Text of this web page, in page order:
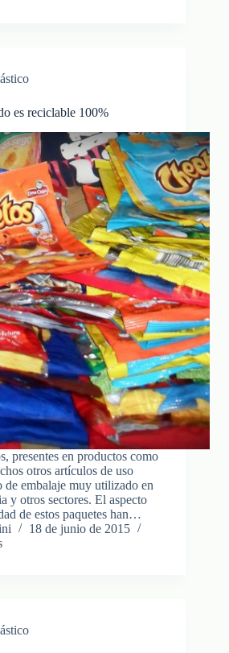
es reciclable 100%
presentes en productos como
otros artículos de uso
embalaje muy utilizado en
y otros sectores. El aspecto
de estos paquetes han…
18 de junio de 2015